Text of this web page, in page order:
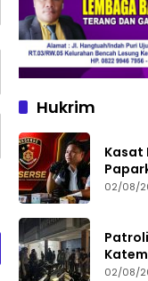
Hukrim
Kasat
02/08/
02/08/